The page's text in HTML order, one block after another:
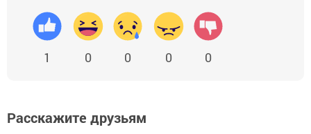
1 0 0 0 0
Расскажите друзьям